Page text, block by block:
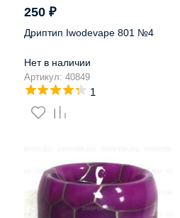
250₽
Дриптип Iwodevape 801 №4
Нет в наличии
Артикул: 40849
1